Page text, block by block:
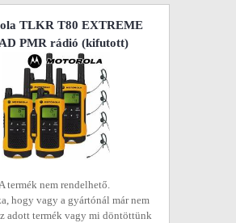
TLKR T80 EXTREME
PMR rádió (kifutott)
termék nem rendelhető.
hogy vagy a gyártónál már nem
adott termék vagy mi döntöttünk